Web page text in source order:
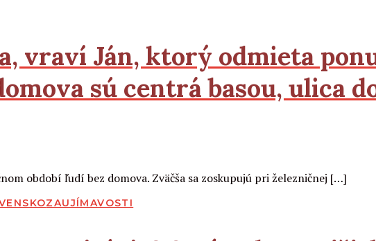
vraví Ján, ktorý odmieta
sú centrá basou, ulica
období ľudí bez domova. Zväčša sa zoskupujú pri železničnej […]
ZAUJÍMAVOSTI